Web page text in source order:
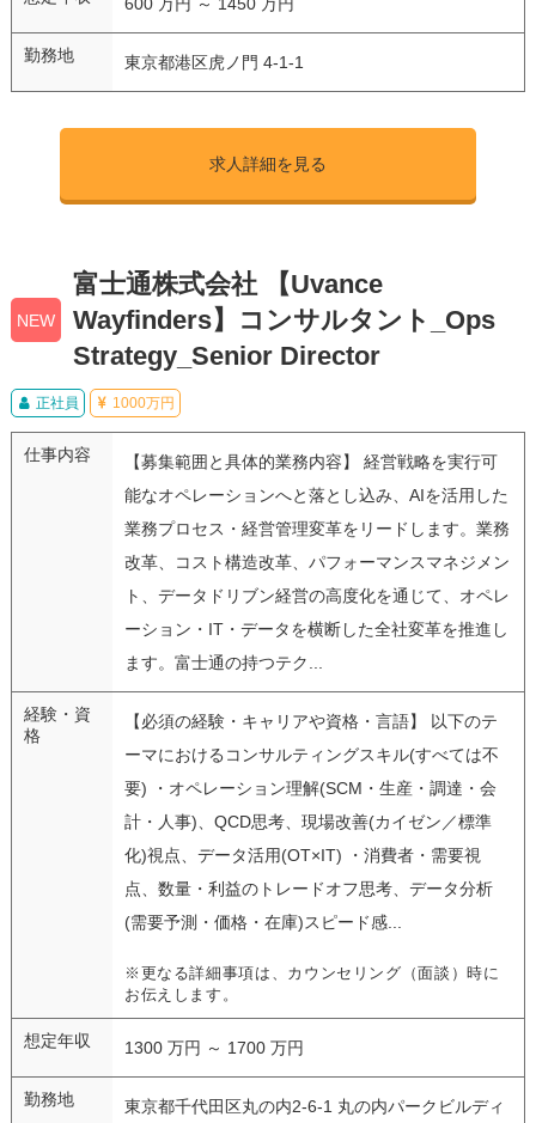
勤務地 東京都港区虎ノ門 4-1-1
求人詳細を見る
NEW
富士通株式会社 【Uvance
Wayfinders】コンサルタント_Ops
Strategy_Senior Director
正社員 1000万円
仕事内容
【募集範囲と具体的業務内容】 経営戦略を実行可
能なオペレーションへと落とし込み、AIを活用した
業務プロセス・経営管理変革をリードします。業務
改革、コスト構造改革、パフォーマンスマネジメン
ト、データドリブン経営の高度化を通じて、オペレ
ーション・IT・データを横断した全社変革を推進し
ます。富士通の持つテク...
経験・資
格
【必須の経験・キャリアや資格・言語】 以下のテ
ーマにおけるコンサルティングスキル(すべては不
要) ・オペレーション理解(SCM・生産・調達・会
計・人事)、QCD思考、現場改善(カイゼン／標準
化)視点、データ活用(OT×IT) ・消費者・需要視
点、数量・利益のトレードオフ思考、データ分析
(需要予測・価格・在庫)スピード感...
※更なる詳細事項は、カウンセリング（面談）時に
お伝えします。
想定年収 1300 万円 ～ 1700 万円
勤務地
東京都千代田区丸の内2-6-1 丸の内パークビルディ